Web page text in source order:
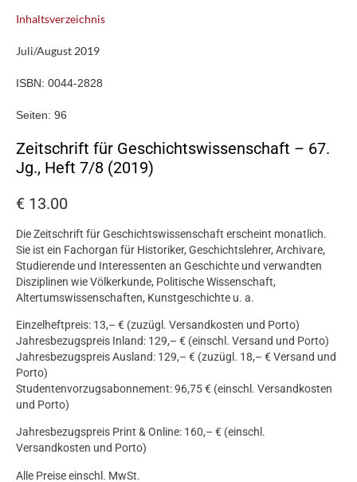
Inhaltsverzeichnis
Juli/August 2019
ISBN: 0044-2828
Seiten: 96
Zeitschrift für Geschichtswissenschaft – 67.
Jg., Heft 7/8 (2019)
€ 13.00
Die Zeitschrift für Geschichtswissenschaft erscheint monatlich.
Sie ist ein Fachorgan für Historiker, Geschichtslehrer, Archivare,
Studierende und Interessenten an Geschichte und verwandten
Disziplinen wie Völkerkunde, Politische Wissenschaft,
Altertumswissenschaften, Kunstgeschichte u. a.
Einzelheftpreis: 13,– € (zuzügl. Versandkosten und Porto)
Jahresbezugspreis Inland: 129,– € (einschl. Versand und Porto)
Jahresbezugspreis Ausland: 129,– € (zuzügl. 18,– € Versand und
Porto)
Studentenvorzugsabonnement: 96,75 € (einschl. Versandkosten
und Porto)
Jahresbezugspreis Print & Online: 160,– € (einschl.
Versandkosten und Porto)
Alle Preise einschl. MwSt.